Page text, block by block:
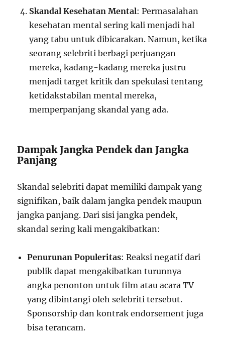
Skandal Kesehatan Mental: Permasalahan
kesehatan mental sering kali menjadi hal
yang tabu untuk dibicarakan. Namun, ketika
seorang selebriti berbagi perjuangan
mereka, kadang-kadang mereka justru
menjadi target kritik dan spekulasi tentang
ketidakstabilan mental mereka,
memperpanjang skandal yang ada.
Dampak Jangka Pendek dan Jangka
Panjang
Skandal selebriti dapat memiliki dampak yang
signifikan, baik dalam jangka pendek maupun
jangka panjang. Dari sisi jangka pendek,
skandal sering kali mengakibatkan:
Penurunan Populeritas: Reaksi negatif dari
publik dapat mengakibatkan turunnya
angka penonton untuk film atau acara TV
yang dibintangi oleh selebriti tersebut.
Sponsorship dan kontrak endorsement juga
bisa terancam.